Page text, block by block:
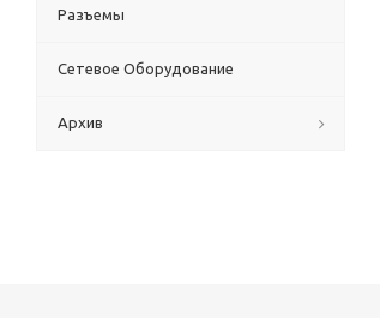
Разъемы
Сетевое Оборудование
Архив